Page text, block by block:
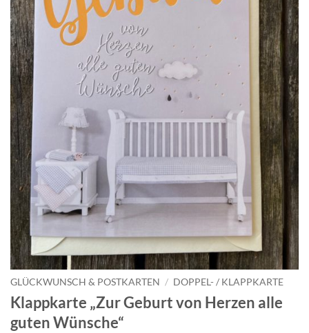
GLÜCKWUNSCH & POSTKARTEN / DOPPEL- / KLAPPKARTE
Klappkarte „Zur Geburt von Herzen alle
guten Wünsche“